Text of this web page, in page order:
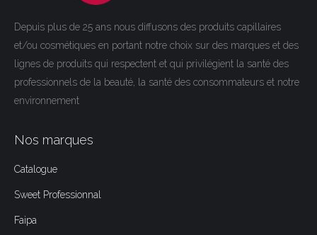
Depuis plus de 25 ans nous diffusons des produits capillaires
et/ou cosmétiques en portant notre choix sur des marques et des
lignes de produits qui respectent et qui privilégient la santé des
professionnels de la beauté, la santé des consommateurs et notre
environnement
Nos marques
Catalogue
Sweet Professionnal
Faipa